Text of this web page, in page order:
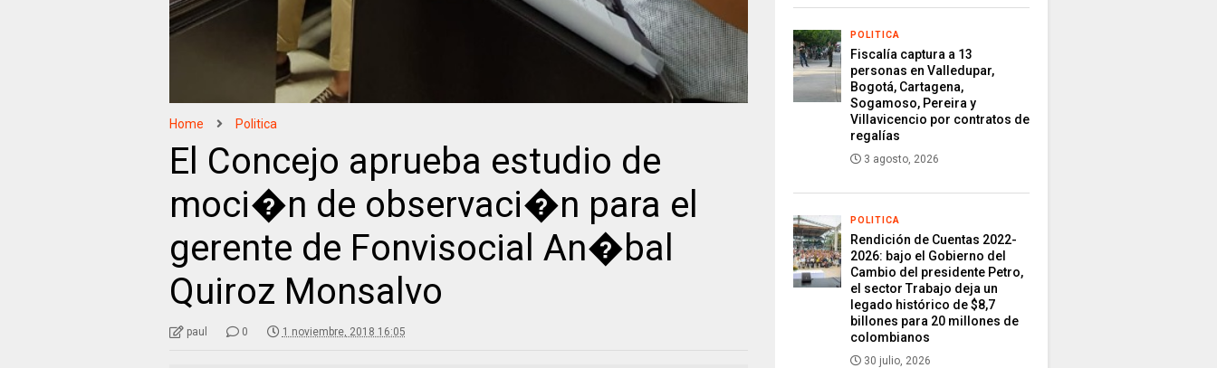
Home Politica
El Concejo aprueba estudio de
moci�n de observaci�n para el
gerente de Fonvisocial An�bal
Quiroz Monsalvo
paul 0 1 noviembre, 2018 16:05
POLITICA
Fiscalía captura a 13
personas en Valledupar,
Bogotá, Cartagena,
Sogamoso, Pereira y
Villavicencio por contratos de
regalías
3 agosto, 2026
POLITICA
Rendición de Cuentas 2022-
2026: bajo el Gobierno del
Cambio del presidente Petro,
el sector Trabajo deja un
legado histórico de $8,7
billones para 20 millones de
colombianos
30 julio, 2026